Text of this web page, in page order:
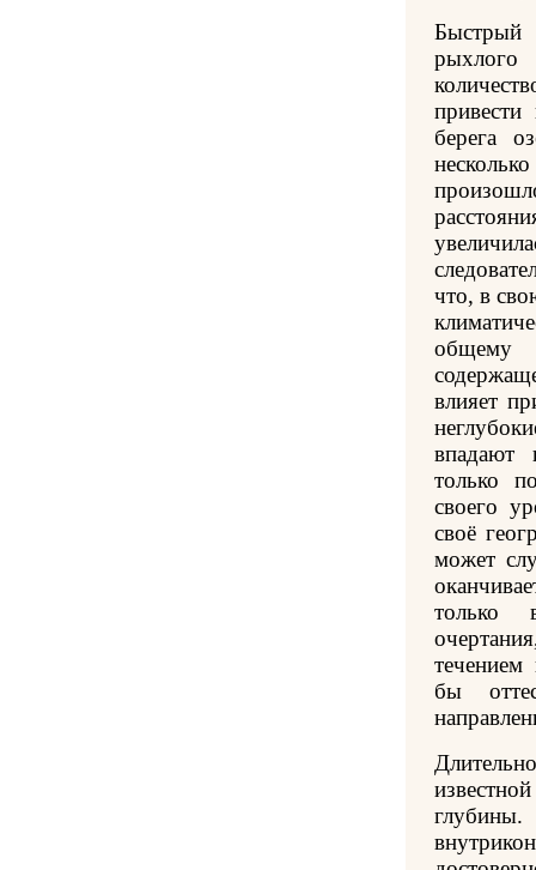
рыхлого
берега
что, в
общему
влияет
впадают
только
своего
своё
может
только
бы